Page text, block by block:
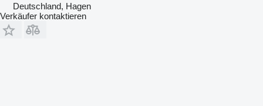
Deutschland, Hagen
Verkäufer kontaktieren